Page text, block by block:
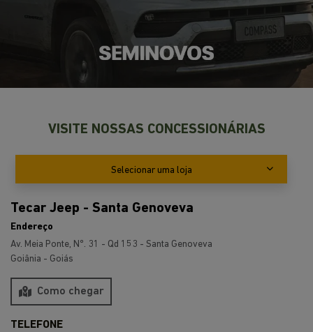
VISITE NOSSAS CONCESSIONÁRIAS
Selecionar uma loja
Goiânia - Goiás
Como chegar
Vendas